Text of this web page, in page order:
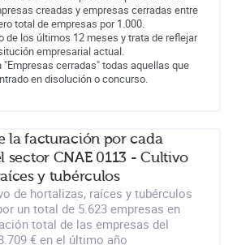
creadas y empresas cerradas entre
total de empresas por 1.000.
de los últimos 12 meses y trata de reflejar
empresarial actual.
cerradas" todas aquellas que
en disolución o concurso.
la facturación por cada
sector CNAE 0113 - Cultivo
y tubérculos
de hortalizas, raíces y tubérculos
un total de 5.623 empresas en
total de las empresas del
€ en el último año